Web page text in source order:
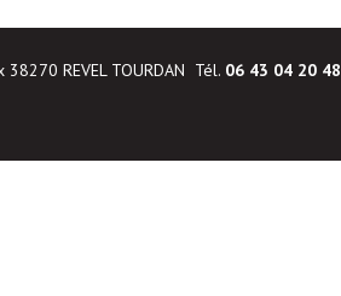
REVEL TOURDAN Tél. 06 43 04 20 48